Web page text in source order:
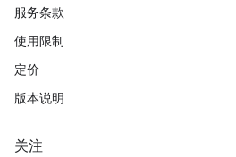
服务条款
使用限制
定价
版本说明
关注